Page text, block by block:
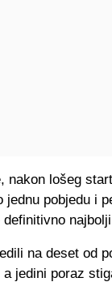
nakon lošeg
jednu pobjedu i
na deset od
jedini poraz